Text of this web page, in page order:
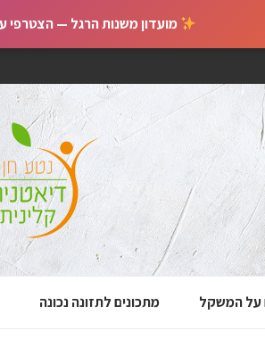
מועדון משנות הרגל — הצטרפי
על המשקל מתכונים לתזונה נכונה